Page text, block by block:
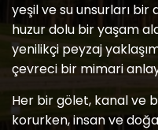
yeşil ve su unsurları
huzur dolu bir yaşam
yenilikçi peyzaj
çevreci bir mimari
Her bir gölet, kanal ve
korurken, insan ve